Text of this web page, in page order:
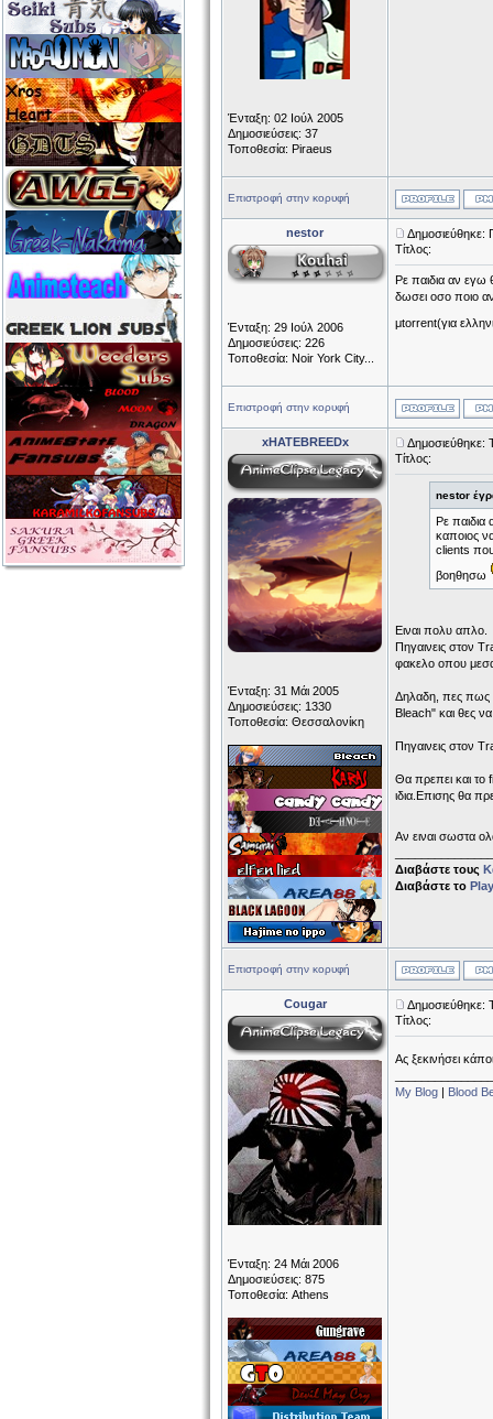
Ένταξη: 02 Ιούλ 2005
Δημοσιεύσεις: 37
Τοποθεσία: Piraeus
Επιστροφή στην κορυφή
nestor
Ένταξη: 29 Ιούλ 2006
Δημοσιεύσεις: 226
Τοποθεσία: Noir York City...
Τίτλος:
Ρε παιδια αν εγω
δωσει οσο ποιο
μtorrent(για
Επιστροφή στην κορυφή
xHATEBREEDx
Ένταξη: 31 Μάι 2005
Δημοσιεύσεις: 1330
Τοποθεσία: Θεσσαλονίκη
Δημοσιεύθηκε:
Τίτλος:
nestor
Ρε παιδια
καποιος
clients που
βοηθησω
Ειναι πολυ απλο.
Πηγαινεις στον
φακελο οπου
Δηλαδη, πες πως
Bleach" και θες
Πηγαινεις στον
Θα πρεπει και το
ιδια.Επισης θα
Αν ειναι σωστα
Διαβάστε τους
Διαβάστε το
Επιστροφή στην κορυφή
Cougar
Ένταξη: 24 Μάι 2006
Δημοσιεύσεις: 875
Τοποθεσία: Athens
Δημοσιεύθηκε:
Τίτλος:
Ας ξεκινήσει
My Blog | Blood